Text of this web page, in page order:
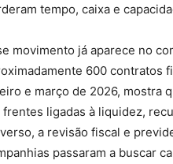
tempo, caixa e
movimento já aparece no
600 contratos
e março de 2026, mostra
frentes ligadas à liquidez,
a revisão fiscal e
passaram a buscar